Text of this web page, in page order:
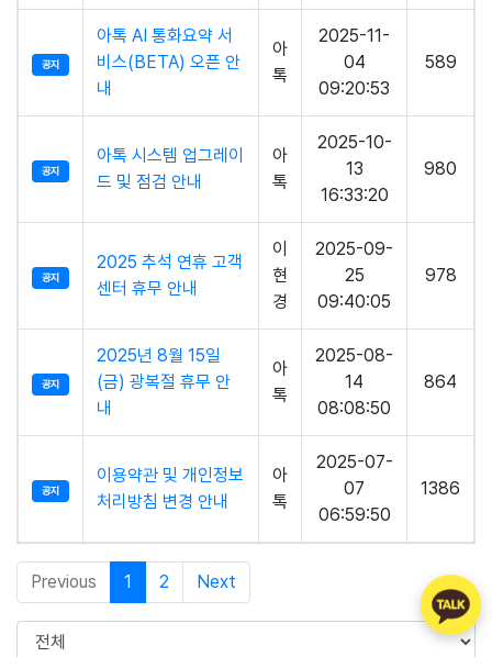
공지
아톡 AI 통화요약 서
비스(BETA) 오픈 안
내
아
톡
2025-11-
04
09:20:53
589
공지
아톡 시스템 업그레이
드 및 점검 안내
아
톡
2025-10-
13
16:33:20
980
공지
2025 추석 연휴 고객
센터 휴무 안내
이
현
경
2025-09-
25
09:40:05
978
공지
2025년 8월 15일
(금) 광복절 휴무 안
내
아
톡
2025-08-
14
08:08:50
864
공지
이용약관 및 개인정보
처리방침 변경 안내
아
톡
2025-07-
07
06:59:50
1386
Previous 1 2 Next